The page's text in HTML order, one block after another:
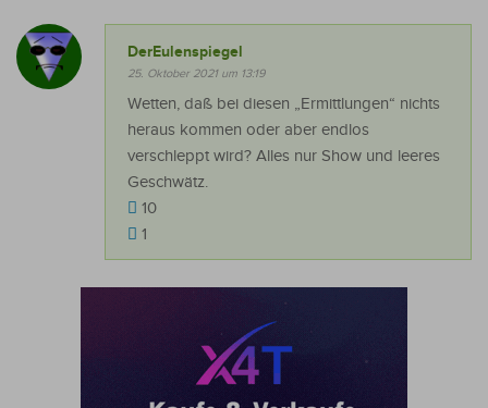
DerEulenspiegel
25. Oktober 2021 um 13:19
Wetten, daß bei diesen „Ermittlungen“ nichts
heraus kommen oder aber endlos
verschleppt wird? Alles nur Show und leeres
Geschwätz.
10
1